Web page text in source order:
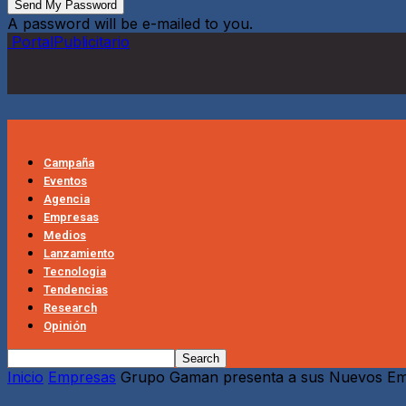
A password will be e-mailed to you.
PortalPublicitario
Campaña
Eventos
Agencia
Empresas
Medios
Lanzamiento
Tecnologia
Tendencias
Research
Opinión
Inicio Empresas Grupo Gaman presenta a sus Nuevos